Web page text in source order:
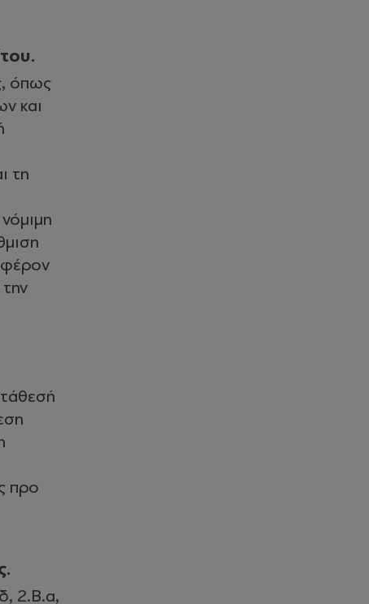
όπως
και
τη
προ
2.Β.α,